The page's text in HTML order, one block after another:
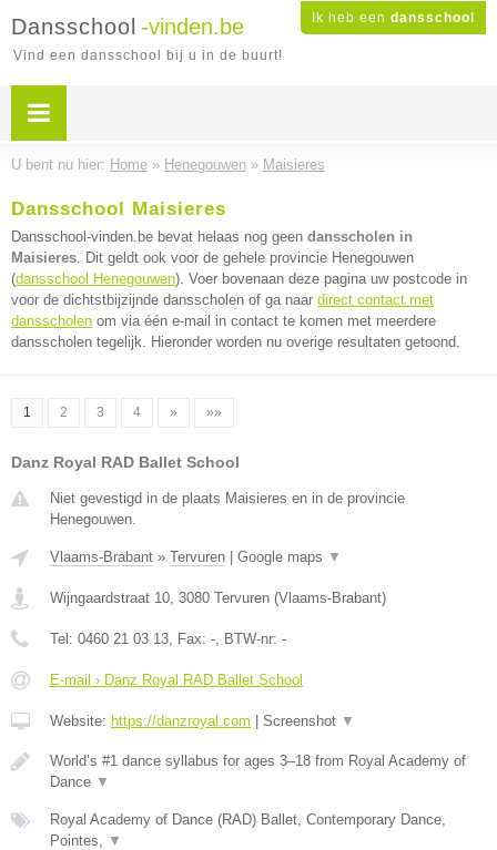
Ik heb een dansschool
Dansschool -vinden.be
Vind een dansschool bij u in de buurt!
U bent nu hier: Home » Henegouwen » Maisieres
Dansschool Maisieres
Dansschool-vinden.be bevat helaas nog geen dansscholen in
Maisieres. Dit geldt ook voor de gehele provincie Henegouwen
(dansschool Henegouwen). Voer bovenaan deze pagina uw postcode in
voor de dichtstbijzijnde dansscholen of ga naar direct contact met
dansscholen om via één e-mail in contact te komen met meerdere
dansscholen tegelijk. Hieronder worden nu overige resultaten getoond.
1 2 3 4 » »»
Danz Royal RAD Ballet School
Niet gevestigd in de plaats Maisieres en in de provincie
Henegouwen.
Vlaams-Brabant » Tervuren Google maps ▼
Wijngaardstraat 10, 3080 Tervuren (Vlaams-Brabant)
Tel: 0460 21 03 13, Fax: -, BTW-nr: -
E-mail › Danz Royal RAD Ballet School
Website: https://danzroyal.com Screenshot ▼
World’s #1 dance syllabus for ages 3–18 from Royal Academy of
Dance ▼
Royal Academy of Dance (RAD) Ballet, Contemporary Dance,
Pointes, ▼